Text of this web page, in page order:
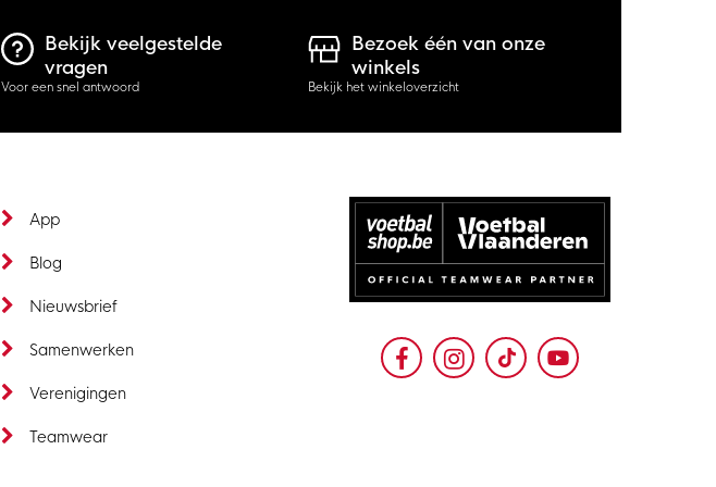
Bekijk veelgestelde
vragen
Voor een snel antwoord
Bezoek één van onze
winkels
Bekijk het winkeloverzicht
App
Blog
Nieuwsbrief
Samenwerken
Verenigingen
Teamwear